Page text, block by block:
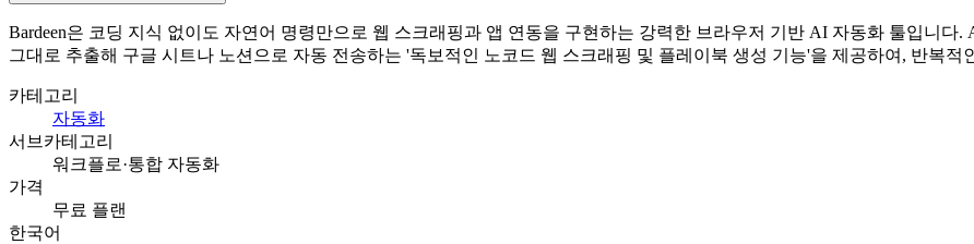
Bardeen은 코딩 지식 없이도 자연어 명령만으로 웹 스크래핑과 앱 연동을 구현하는 강력한 브라우저 기반 AI 자동화 툴입니
그대로 추출해 구글 시트나 노션으로 자동 전송하는 '독보적인 노코드 웹 스크래핑 및 플레이북 생성 기능'을 제공하여, 반복
카테고리
자동화
서브카테고리
워크플로·통합 자동화
가격
무료 플랜
한국어